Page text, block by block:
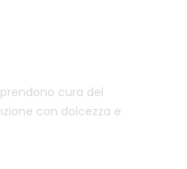
cura del
con dolcezza e